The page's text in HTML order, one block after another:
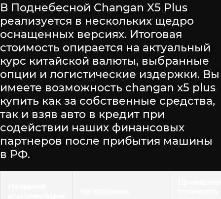
В Поднебесной Changan X5 Plus
реализуется в нескольких щедро
оснащенных версиях. Итоговая
стоимость опирается на актуальный
курс китайской валюты, выбранные
опции и логистические издержки. Вы
имеете возможность changan x5 plus
купить как за собственные средства,
так и взяв авто в кредит при
содействии наших финансовых
партнеров после прибытия машины
в РФ.